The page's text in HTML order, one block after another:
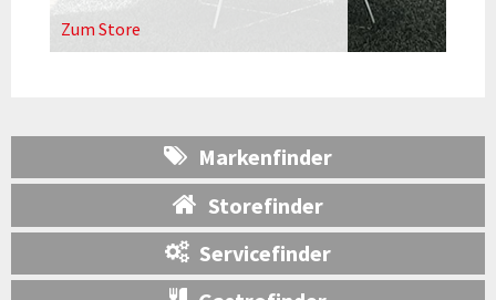
Zum Store
Markenfinder
Storefinder
Servicefinder